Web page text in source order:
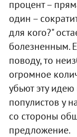
процент –
один –
для кого?"
болезненным.
поводу, то
огромное
убьют эту
популистов у
со стороны
предложение.